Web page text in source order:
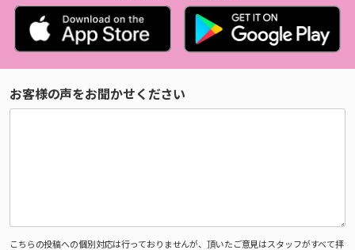
お客様の声をお聞かせください
こちらの投稿への個別対応は行っておりませんが、頂いたご意見はスタッフがすべて拝